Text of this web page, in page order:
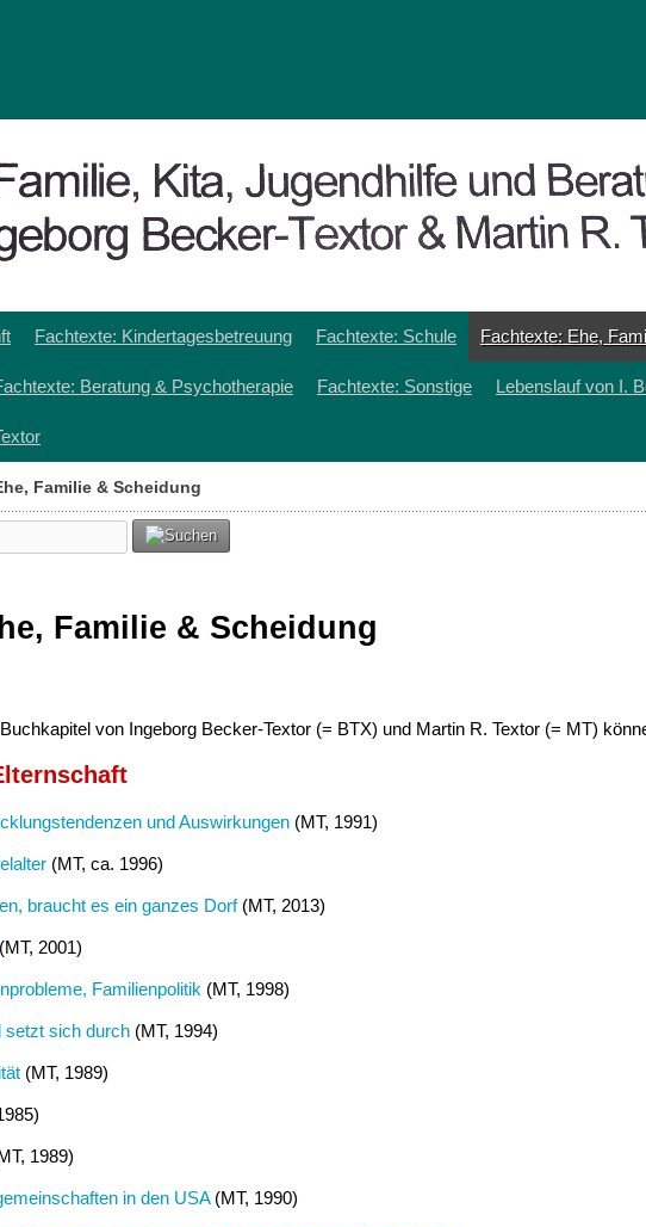
Fachtexte: Kindertagesbetreuung Fachtexte: Schule Fachtexte: Ehe,
Beratung & Psychotherapie Fachtexte: Sonstige Lebenslauf von I.
Familie & Scheidung
Familie & Scheidung
von Ingeborg Becker-Textor (= BTX) und Martin R. Textor (= MT)
und Auswirkungen (MT, 1991)
(MT, ca. 1996)
braucht es ein ganzes Dorf(MT, 2013)
(MT, 2001)
Familienpolitik (MT, 1998)
setzt sich durch (MT, 1994)
(MT, 1989)
1989)
in den USA(MT, 1990)